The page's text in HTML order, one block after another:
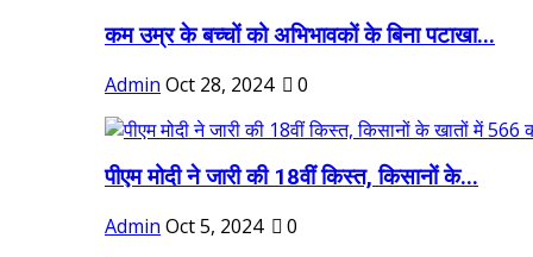
कम उम्र के बच्चों को अभिभावकों के बिना पटाखा...
Admin Oct 28, 2024 0
पीएम मोदी ने जारी की 18वीं किस्त, किसानों के...
Admin Oct 5, 2024
0